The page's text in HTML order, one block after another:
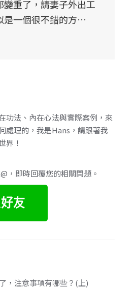
變重了，請妻子外出工
是一個很不錯的方…
功法、內在心法與實際案例，來
處理的，我是Hans，請跟著我
界！
，即時回覆您的相關問題。
，注意事項有哪些？(上)